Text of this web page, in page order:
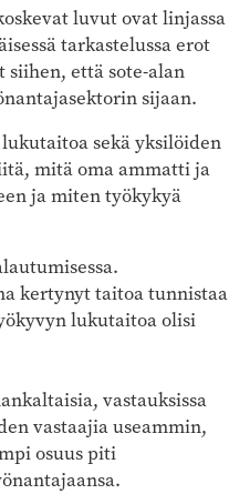
luvut ovat linjassa
tarkastelussa erot
että sote-alan
sijaan.
sekä yksilöiden
mitä oma ammatti ja
ja miten työkykyä
kertynyt taitoa tunnistaa
lukutaitoa olisi
vastauksissa
vastaajia useammin,
osuus piti